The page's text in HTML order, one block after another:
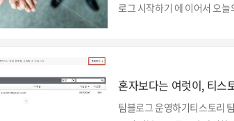
로그 시작하기 에 이어서 오
들이든 자신이 잘알고 관심있
요. 혼자서 운영하는 개인블로
어집니다. 당연히 한정된 주
혼자보다는 여럿이, 티스
팀블로그 운영하기티스토리